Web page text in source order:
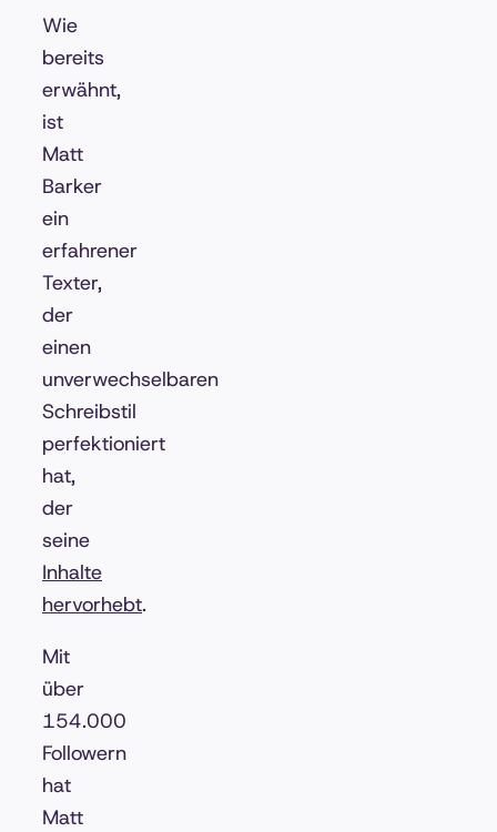
Wie
bereits
erwähnt,
ist
Matt
Barker
ein
erfahrener
Texter,
der
einen
unverwechselbaren
Schreibstil
perfektioniert
hat,
der
seine
Inhalte
hervorhebt.
Mit
über
154.000
Followern
hat
Matt